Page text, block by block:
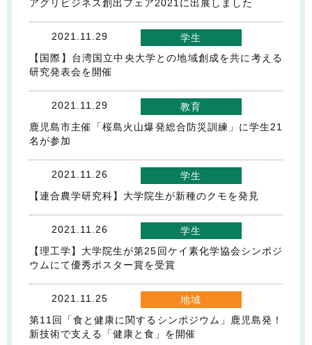
アグリビジネス創出フェア2021に出展しました
2021.11.29
学生
【国際】台湾国立中央大学との地域創成を共に考える
研究発表会を開催
2021.11.29
教育
鹿児島市主催「桜島火山爆発総合防災訓練」に学生21
名が参加
2021.11.26
学生
【連合農学研究科】大学院生が新種のクモを発見
2021.11.26
学生
【理工学】大学院生が第25回ケイ素化学協会シンポジ
ウムにて優秀ポスター賞を受賞
2021.11.25
地域
第11回「食と健康に関するシンポジウム」鹿児島発！
新技術で支える「健康と食」を開催